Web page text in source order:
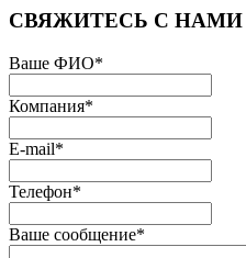
СВЯЖИТЕСЬ С НАМИ
Ваше ФИО*
Компания*
E-mail*
Телефон*
Ваше сообщение*